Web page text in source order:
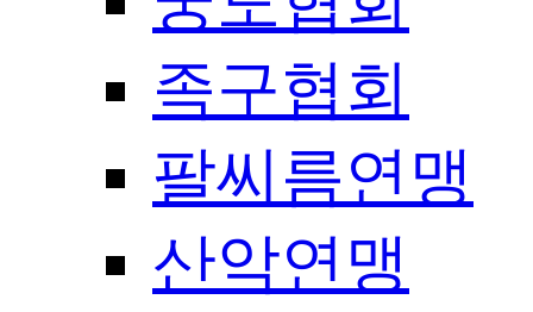
족구협회
팔씨름연맹
산악연맹